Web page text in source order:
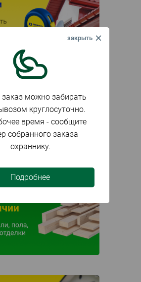
заказ можно забирать
круглосуточно.
время - сообщите
собранного заказа
охраннику.
Подробнее